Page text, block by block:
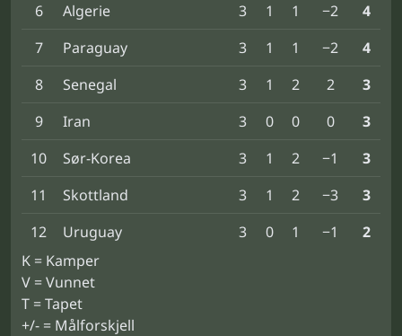
6
Algerie 3 1 1 −2
4
7
Paraguay 3 1 1 −2
4
8
Senegal 3 1 2 2
3
9
Iran 3 0 0 0
3
10
Sør-Korea 3 1 2 −1
3
11
Skottland 3 1 2 −3
3
12
Uruguay 3 0 1 −1
2
K = Kamper
V = Vunnet
T = Tapet
+/- = Målforskjell